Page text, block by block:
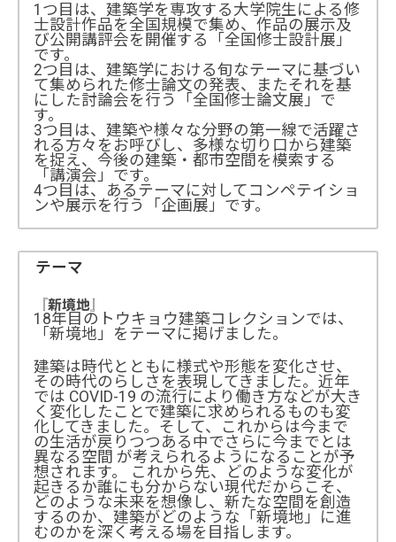
1つ目は、建築学を専攻する大学院生による修
士設計作品を全国規模で集め、作品の展示及
び公開講評会を開催する「全国修士設計展」
です。
2つ目は、建築学における旬なテーマに基づい
て集められた修士論文の発表、またそれを基
にした討論会を行う「全国修士論文展」で
す。
3つ目は、建築や様々な分野の第一線で活躍さ
れる方々をお呼びし、多様な切り口から建築
を捉え、今後の建築・都市空間を模索する
「講演会」です。
4つ目は、あるテーマに対してコンペテイショ
ンや展示を行う「企画展」です。
テーマ
『新境地』
18年目のトウキョウ建築コレクションでは、
「新境地」をテーマに掲げました。
建築は時代とともに様式や形態を変化させ、
その時代のらしさを表現してきました。近年
では COVID-19 の流行により働き方などが大き
く変化したことで建築に求められるものも変
化してきました。そして、これからは今まで
の生活が戻りつつある中でさらに今までとは
異なる空間 が考えられるようになることが予
想されます。 これから先、どのような変化が
起きるか誰にも分からない現代だからこそ、
どのような未来を想像し、新たな空間を創造
するのか、建築がどのような「新境地」に進
むのかを深く考える場を目指します。